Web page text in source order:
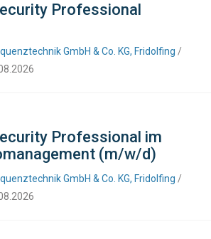
Professional
GmbH & Co. KG, Fridolfing /
Professional im
(m/w/d)
GmbH & Co. KG, Fridolfing /